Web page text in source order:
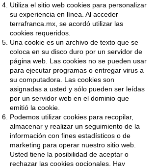
Utiliza el sitio web cookies para personalizar
su experiencia en línea. Al acceder
terrafranca.mx, se acordó utilizar las
cookies requeridos.
Una cookie es un archivo de texto que se
coloca en su disco duro por un servidor de
página web. Las cookies no se pueden usar
para ejecutar programas o entregar virus a
su computadora. Las cookies son
asignadas a usted y sólo pueden ser leídas
por un servidor web en el dominio que
emitió la cookie.
Podemos utilizar cookies para recopilar,
almacenar y realizar un seguimiento de la
información con fines estadísticos o de
marketing para operar nuestro sitio web.
Usted tiene la posibilidad de aceptar o
rechazar las cookies opcionales. Hay